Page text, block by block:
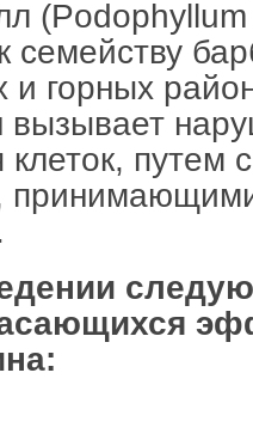
семейству
и горных
вызывает
путем